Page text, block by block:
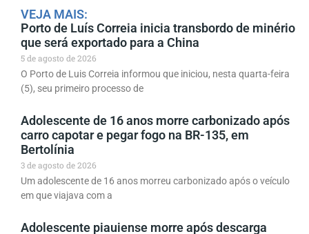
VEJA MAIS:
Porto de Luís Correia inicia transbordo de minério
que será exportado para a China
5 de agosto de 2026
O Porto de Luis Correia informou que iniciou, nesta quarta-feira
(5), seu primeiro processo de
Adolescente de 16 anos morre carbonizado após
carro capotar e pegar fogo na BR-135, em
Bertolínia
3 de agosto de 2026
Um adolescente de 16 anos morreu carbonizado após o veículo
em que viajava com a
Adolescente piauiense morre após descarga